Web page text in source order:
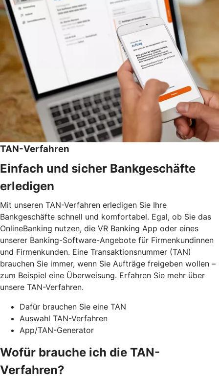
TAN-Verfahren
Einfach und sicher Bankgeschäfte
erledigen
Mit unseren TAN-Verfahren erledigen Sie Ihre
Bankgeschäfte schnell und komfortabel. Egal, ob Sie das
OnlineBanking nutzen, die VR Banking App oder eines
unserer Banking-Software-Angebote für Firmenkundinnen
und Firmenkunden. Eine Transaktionsnummer (TAN)
brauchen Sie immer, wenn Sie Aufträge freigeben wollen –
zum Beispiel eine Überweisung. Erfahren Sie mehr über
unsere TAN-Verfahren.
Dafür brauchen Sie eine TAN
Auswahl TAN-Verfahren
App/TAN-Generator
Wofür brauche ich die TAN-
Verfahren?